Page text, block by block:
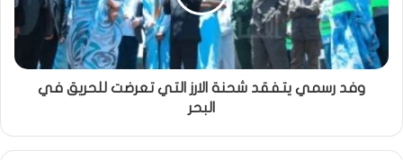
وفد رسمي يتفقد شحنة الارز التي تعرضت للحريق في
البحر